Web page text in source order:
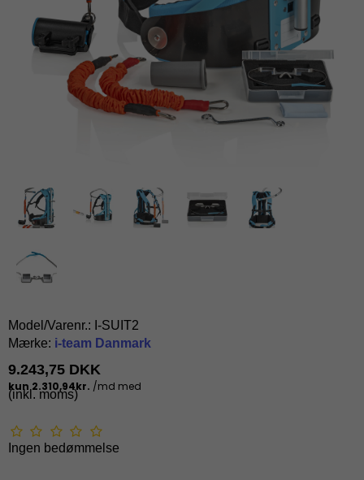
Model/Varenr.: I-SUIT2
Mærke: i-team Danmark
9.243,75 DKK
(inkl. moms)
Ingen bedømmelse